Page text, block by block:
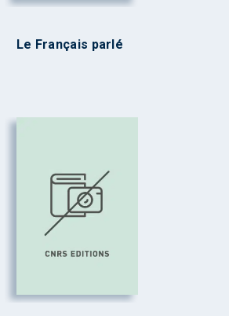
Le Français parlé